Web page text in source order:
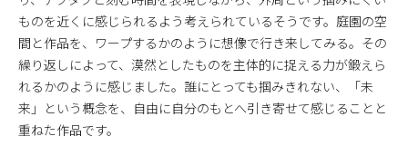
ものを近くに感じられるよう考えられているそうです。庭園の空
間と作品を、ワープするかのように想像で行き来してみる。その
繰り返しによって、漠然としたものを主体的に捉える力が鍛えら
れるかのように感じました。誰にとっても掴みきれない、「未
来」という概念を、自由に自分のもとへ引き寄せて感じることと
重ねた作品です。